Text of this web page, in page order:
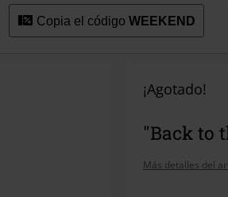
Ropa
Alternativa
Copia el código WEEKEND
¡Agotado!
"Back to
Más detalles del